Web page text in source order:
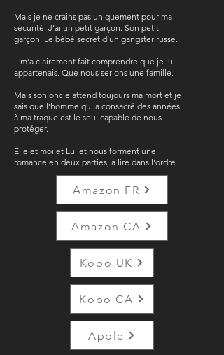
Mais je ne crains pas uniquement pour ma
sécurité. J’ai un petit garçon. Son petit
garçon. Le bébé secret d’un gangster russe.
Il m’a clairement fait comprendre que je lui
appartenais. Que nous serions une famille.
Mais son oncle attend toujours ma mort et je
sais que l’homme qui a consacré des années
à ma traque est le seul capable de nous
protéger.
Elle et moi et Lui et nous forment une
romance en deux parties, à lire dans l'ordre.
Amazon FR
Amazon CA
Kobo UK
Kobo CA
Apple